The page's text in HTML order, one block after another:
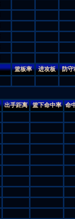
篮板率 进攻板
防守
出手距离 篮下命中率
命